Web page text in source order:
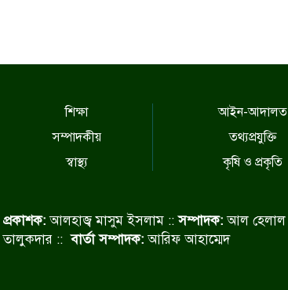
শিক্ষা
সম্পাদকীয়
স্বাস্থ্য
আইন-আদালত
তথ্যপ্রযুক্তি
কৃষি ও প্রকৃতি
প্রকাশক:আলহাজ্ব মাসুম ইসলাম ::সম্পাদক:আল হেলাল
তালুকদার ::বার্তা সম্পাদক:আরিফ আহাম্মেদ